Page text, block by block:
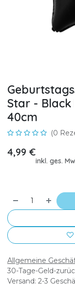
Star -
40cm
(0
4,99 €
inkl. ges.
Allgemeine
30-Tage-Geld-
Versand: 2-3